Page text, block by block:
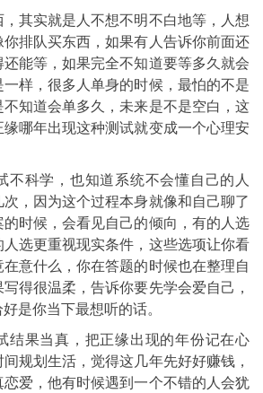
其实就是人不想不明不白地等，人想
排队买东西，如果有人告诉你前面还
能等，如果完全不知道要等多久就会
样，很多人单身的时候，最怕的不是
知道会单多久，未来是不是空白，这
哪年出现这种测试就变成一个心理安
不科学，也知道系统不会懂自己的人
，因为这个过程本身就像和自己聊了
时候，会看见自己的倾向，有的人选
选更重视现实条件，这些选项让你看
意什么，你在答题的时候也在整理自
得很温柔，告诉你要先学会爱自己，
是你当下最想听的话。
结果当真，把正缘出现的年份记在心
规划生活，觉得这几年先好好赚钱，
爱，他有时候遇到一个不错的人会犹